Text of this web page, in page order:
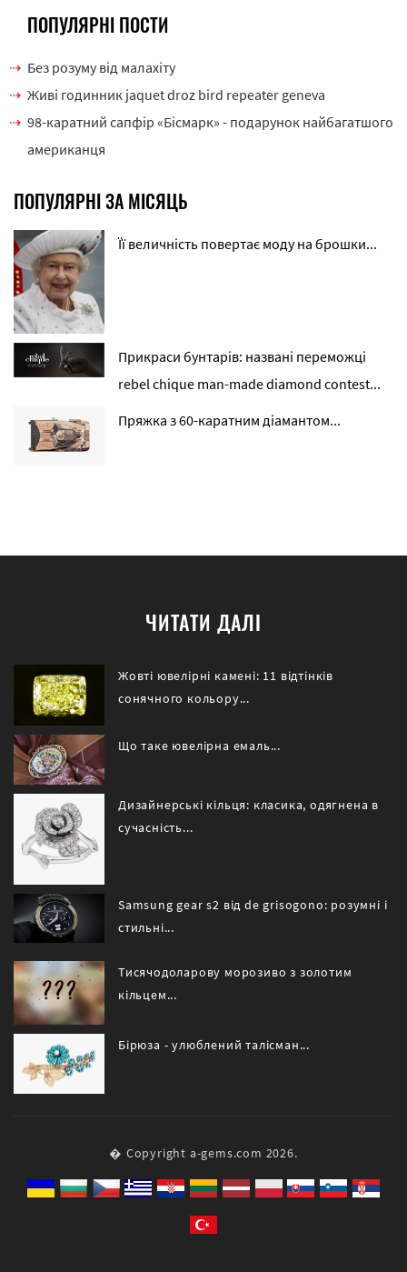
ПОПУЛЯРНІ ПОСТИ
Без розуму від малахіту
Живі годинник jaquet droz bird repeater geneva
98-каратний сапфір «Бісмарк» - подарунок найбагатшого
американця
ПОПУЛЯРНІ ЗА МІСЯЦЬ
Її величність повертає моду на брошки...
Прикраси бунтарів: названі переможці
rebel chique man-made diamond contest...
Пряжка з 60-каратним діамантом...
ЧИТАТИ ДАЛІ
Жовті ювелірні камені: 11 відтінків
сонячного кольору...
Що таке ювелірна емаль...
Дизайнерські кільця: класика, одягнена в
сучасність...
Samsung gear s2 від de grisogono: розумні і
стильні...
Тисячодоларову морозиво з золотим
кільцем...
Бірюза - улюблений талісман...
� Copyright a-gems.com 2026.